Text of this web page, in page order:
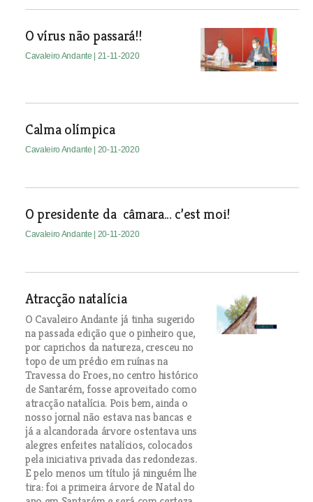
O vírus não passará!!
Cavaleiro Andante | 21-11-2020
Calma olímpica
Cavaleiro Andante | 20-11-2020
O presidente da câmara... c’est moi!
Cavaleiro Andante | 20-11-2020
Atracção natalícia
O Cavaleiro Andante já tinha sugerido
na passada edição que o pinheiro que,
por caprichos da natureza, cresceu no
topo de um prédio em ruínas na
Travessa do Froes, no centro histórico
de Santarém, fosse aproveitado como
atracção natalícia. Pois bem, ainda o
nosso jornal não estava nas bancas e
já a alcandorada árvore ostentava uns
alegres enfeites natalícios, colocados
pela iniciativa privada das redondezas.
E pelo menos um título já ninguém lhe
tira: foi a primeira árvore de Natal do